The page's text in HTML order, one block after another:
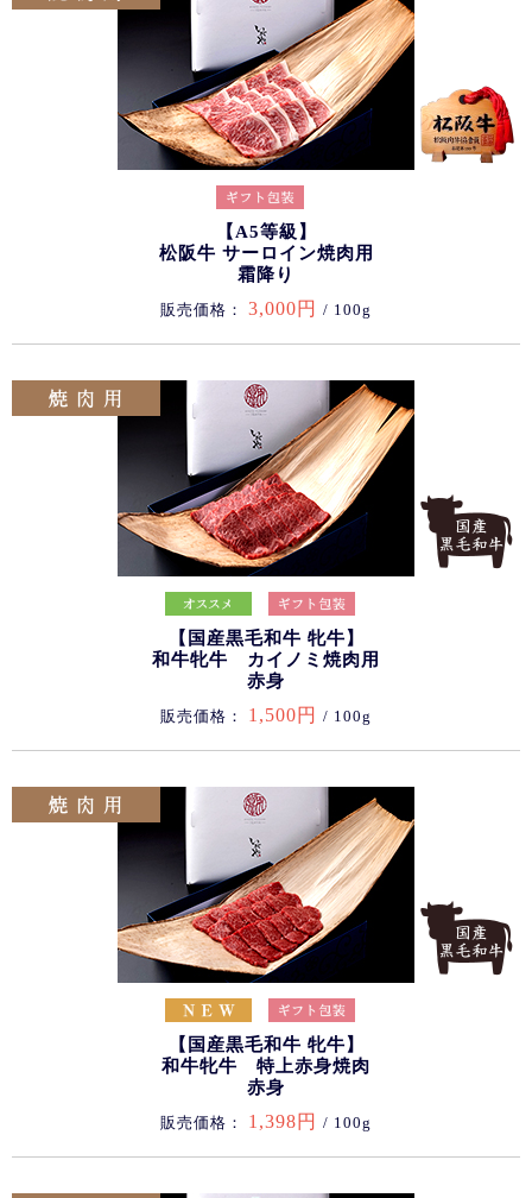
【A5等級】
松阪牛 サーロイン焼肉用
霜降り
販売価格： 3,000円 / 100g
【国産黒毛和牛 牝牛】
和牛牝牛 カイノミ焼肉用
赤身
販売価格： 1,500円 / 100g
【国産黒毛和牛 牝牛】
和牛牝牛 特上赤身焼肉
赤身
販売価格： 1,398円 / 100g